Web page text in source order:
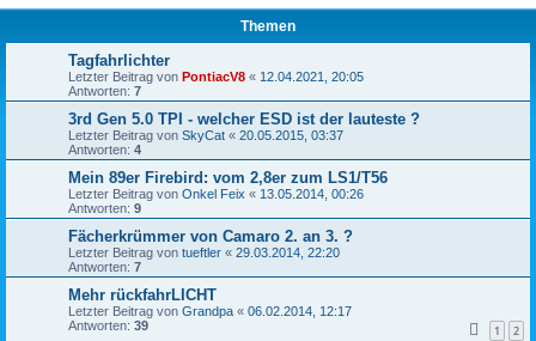
Themen
Tagfahrlichter
Letzter Beitrag von PontiacV8 « 12.04.2021, 20:05
Antworten: 7
3rd Gen 5.0 TPI - welcher ESD ist der lauteste ?
Letzter Beitrag von SkyCat « 20.05.2015, 03:37
Antworten: 4
Mein 89er Firebird: vom 2,8er zum LS1/T56
Letzter Beitrag von Onkel Feix « 13.05.2014, 00:26
Antworten: 9
Fächerkrümmer von Camaro 2. an 3. ?
Letzter Beitrag von tueftler « 29.03.2014, 22:20
Antworten: 7
Mehr rückfahrLICHT
Letzter Beitrag von Grandpa « 06.02.2014, 12:17
Antworten: 39 1 2